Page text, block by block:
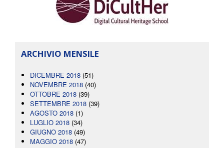
ARCHIVIO MENSILE
DICEMBRE 2018 (51)
NOVEMBRE 2018 (40)
OTTOBRE 2018 (39)
SETTEMBRE 2018 (39)
AGOSTO 2018 (1)
LUGLIO 2018 (34)
GIUGNO 2018 (49)
MAGGIO 2018 (47)